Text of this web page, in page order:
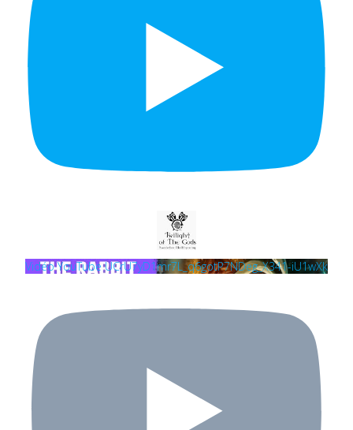
Vidéo YouTube UCrU7yD1mr7L_q6gotP7NDeg_X341-iU1wXk